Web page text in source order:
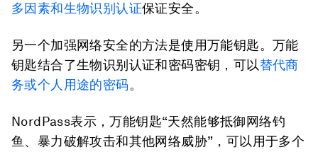
多因素和生物识别认证保证安全。
另一个加强网络安全的方法是使用万能钥匙。万能
钥匙结合了生物识别认证和密码密钥，可以替代商
务或个人用途的密码。
NordPass表示，万能钥匙“天然能够抵御网络钓
鱼、暴力破解攻击和其他网络威胁”，可以用于多个